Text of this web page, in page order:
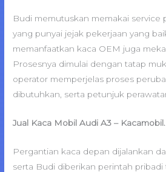
Budi memutuskan memakai service
yang punyai jejak pekerjaan yang
memanfaatkan kaca OEM juga
Prosesnya dimulai dengan tatap
operator memperjelas proses
dibutuhkan, serta petunjuk
Jual Kaca Mobil Audi A3 –
Pergantian kaca depan dijalankan
serta Budi diberikan perintah pribadi